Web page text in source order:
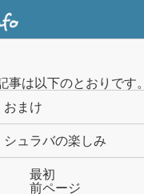
事は以下のとおりです。
おまけ
シュラバの楽しみ
最初
前ページ